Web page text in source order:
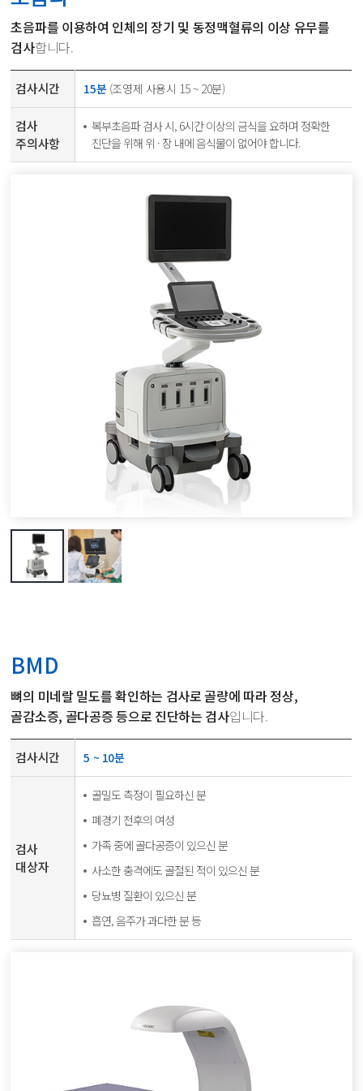
초음파를 이용하여 인체의 장기 및 동정맥혈류의 이상 유무를
검사합니다.
검사시간 15분(조영제 사용시 15 ~ 20분)
검사
주의사항
복부초음파 검사 시, 6시간 이상의 금식을 요하며 정확한
진단을 위해 위 · 장 내에 음식물이 없어야 합니다.
BMD
뼈의 미네랄 밀도를 확인하는 검사로 골량에 따라 정상,
골감소증, 골다공증 등으로 진단하는 검사입니다.
검사시간 5 ~ 10분
검사
대상자
골밀도 측정이 필요하신 분
폐경기 전후의 여성
가족 중에 골다공증이 있으신 분
사소한 충격에도 골절된 적이 있으신 분
당뇨병 질환이 있으신 분
흡연, 음주가 과다한 분 등